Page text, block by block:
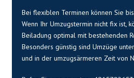
Bei flexiblen Terminen können Sie
Wenn Ihr Umzugstermin nicht fix ist,
Beiladung optimal mit bestehenden
Besonders günstig sind Umzüge
und in der umzugsärmeren Zeit von